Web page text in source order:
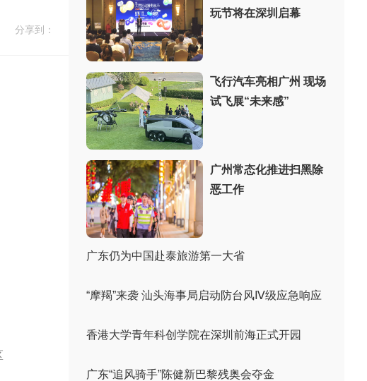
分享到：
玩节将在深圳启幕
飞行汽车亮相广州 现场
试飞展“未来感”
广州常态化推进扫黑除
恶工作
广东仍为中国赴泰旅游第一大省
“摩羯”来袭 汕头海事局启动防台风Ⅳ级应急响应
香港大学青年科创学院在深圳前海正式开园
广东“追风骑手”陈健新巴黎残奥会夺金